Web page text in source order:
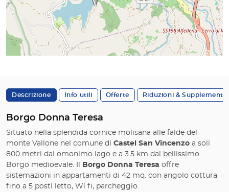
Descrizione Info utili Offerte Riduzioni & Supplementi
Borgo Donna Teresa
Situato nella splendida cornice molisana alle falde del
monte Vallone nel comune di Castel San Vincenzo a soli
800 metri dal omonimo lago e a 3.5 km dal bellissimo
Borgo medioevale. Il
Borgo Donna Teresa offre
sistemazioni in appartamenti di 42 mq. con angolo cottura
fino a 5 posti letto, Wi fi, parcheggio.